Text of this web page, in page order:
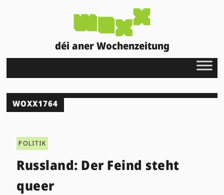
déi aner Wochenzeitung
WOXX1764
POLITIK
Russland: Der Feind steht
queer